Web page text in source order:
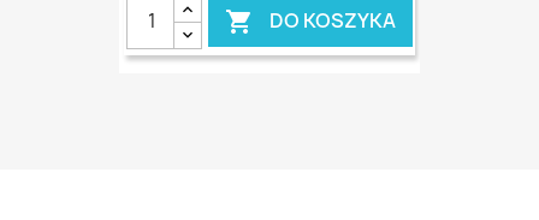
 DO KOSZYKA